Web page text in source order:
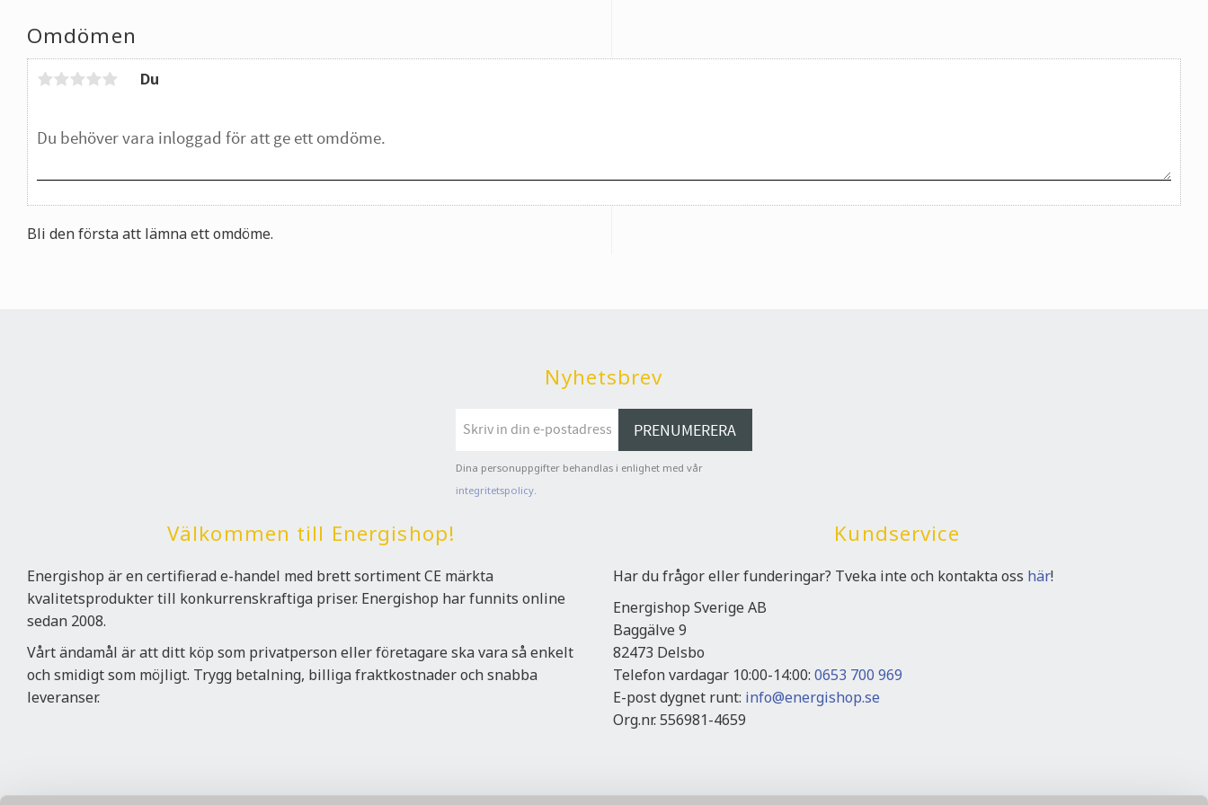
Omdömen
Du
Bli den första att lämna ett omdöme.
Nyhetsbrev
PRENUMERERA
Dina personuppgifter behandlas i enlighet med vår
integritetspolicy.
Välkommen till Energishop!
Energishop är en certifierad e-handel med brett sortiment CE märkta
kvalitetsprodukter till konkurrenskraftiga priser. Energishop har funnits online
sedan 2008.
Vårt ändamål är att ditt köp som privatperson eller företagare ska vara så enkelt
och smidigt som möjligt. Trygg betalning, billiga fraktkostnader och snabba
leveranser.
Kundservice
Har du frågor eller funderingar? Tveka inte och kontakta oss här!
Energishop Sverige AB
Baggälve 9
82473 Delsbo
Telefon vardagar 10:00-14:00: 0653 700 969
E-post dygnet runt: info@energishop.se
Org.nr. 556981-4659